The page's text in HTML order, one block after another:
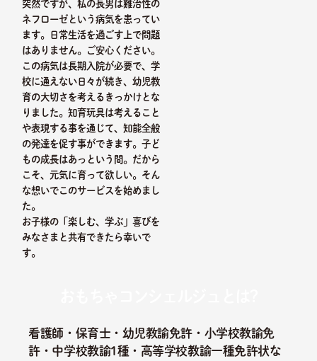
突然ですが、私の長男は難治性の
ネフローゼという病気を患ってい
ます。日常生活を過ごす上で問題
はありません。ご安心ください。
この病気は長期入院が必要で、学
校に通えない日々が続き、幼児教
育の大切さを考えるきっかけとな
りました。知育玩具は考えること
や表現する事を通じて、知能全般
の発達を促す事ができます。子ど
もの成長はあっという間。だから
こそ、元気に育って欲しい。そん
な想いでこのサービスを始めまし
た。
お子様の「楽しむ、学ぶ」喜びを
みなさまと共有できたら幸いで
す。
看護師・保育士・幼児教諭免許・小学校教諭免
許・中学校教諭1種・高等学校教諭一種免許状な